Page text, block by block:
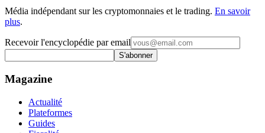
Média indépendant sur les cryptomonnaies et le trading. En savoir
plus.
Recevoir l'encyclopédie par email
S'abonner
Magazine
Actualité
Plateformes
Guides